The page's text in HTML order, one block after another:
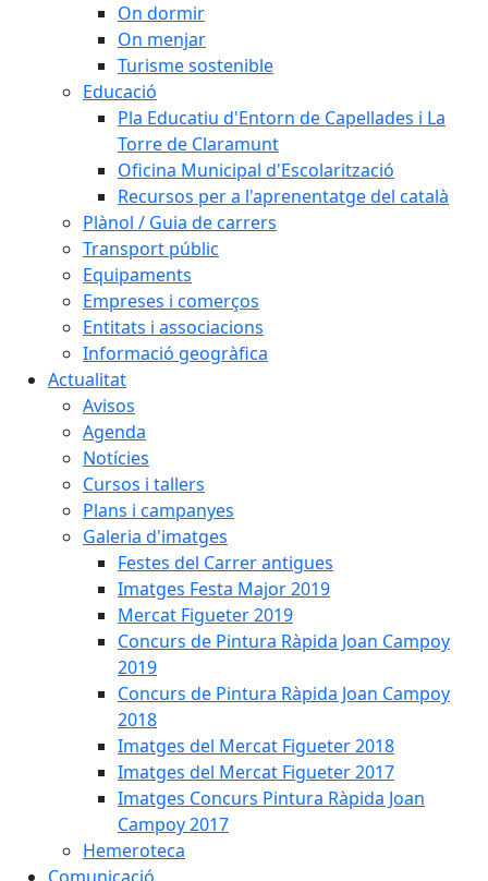
On dormir
On menjar
Turisme sostenible
Educació
Pla Educatiu d'Entorn de Capellades i La
Torre de Claramunt
Oficina Municipal d'Escolarització
Recursos per a l'aprenentatge del català
Plànol / Guia de carrers
Transport públic
Equipaments
Empreses i comerços
Entitats i associacions
Informació geogràfica
Actualitat
Avisos
Agenda
Notícies
Cursos i tallers
Plans i campanyes
Galeria d'imatges
Festes del Carrer antigues
Imatges Festa Major 2019
Mercat Figueter 2019
Concurs de Pintura Ràpida Joan Campoy
2019
Concurs de Pintura Ràpida Joan Campoy
2018
Imatges del Mercat Figueter 2018
Imatges del Mercat Figueter 2017
Imatges Concurs Pintura Ràpida Joan
Campoy 2017
Hemeroteca